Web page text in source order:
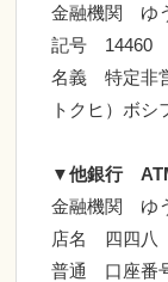
金融機関 ゆ
記号 14460
名義 特定非
トクヒ）ボシ
▼他銀行
金融機関 ゆ
店名 四四八
普通 口座番